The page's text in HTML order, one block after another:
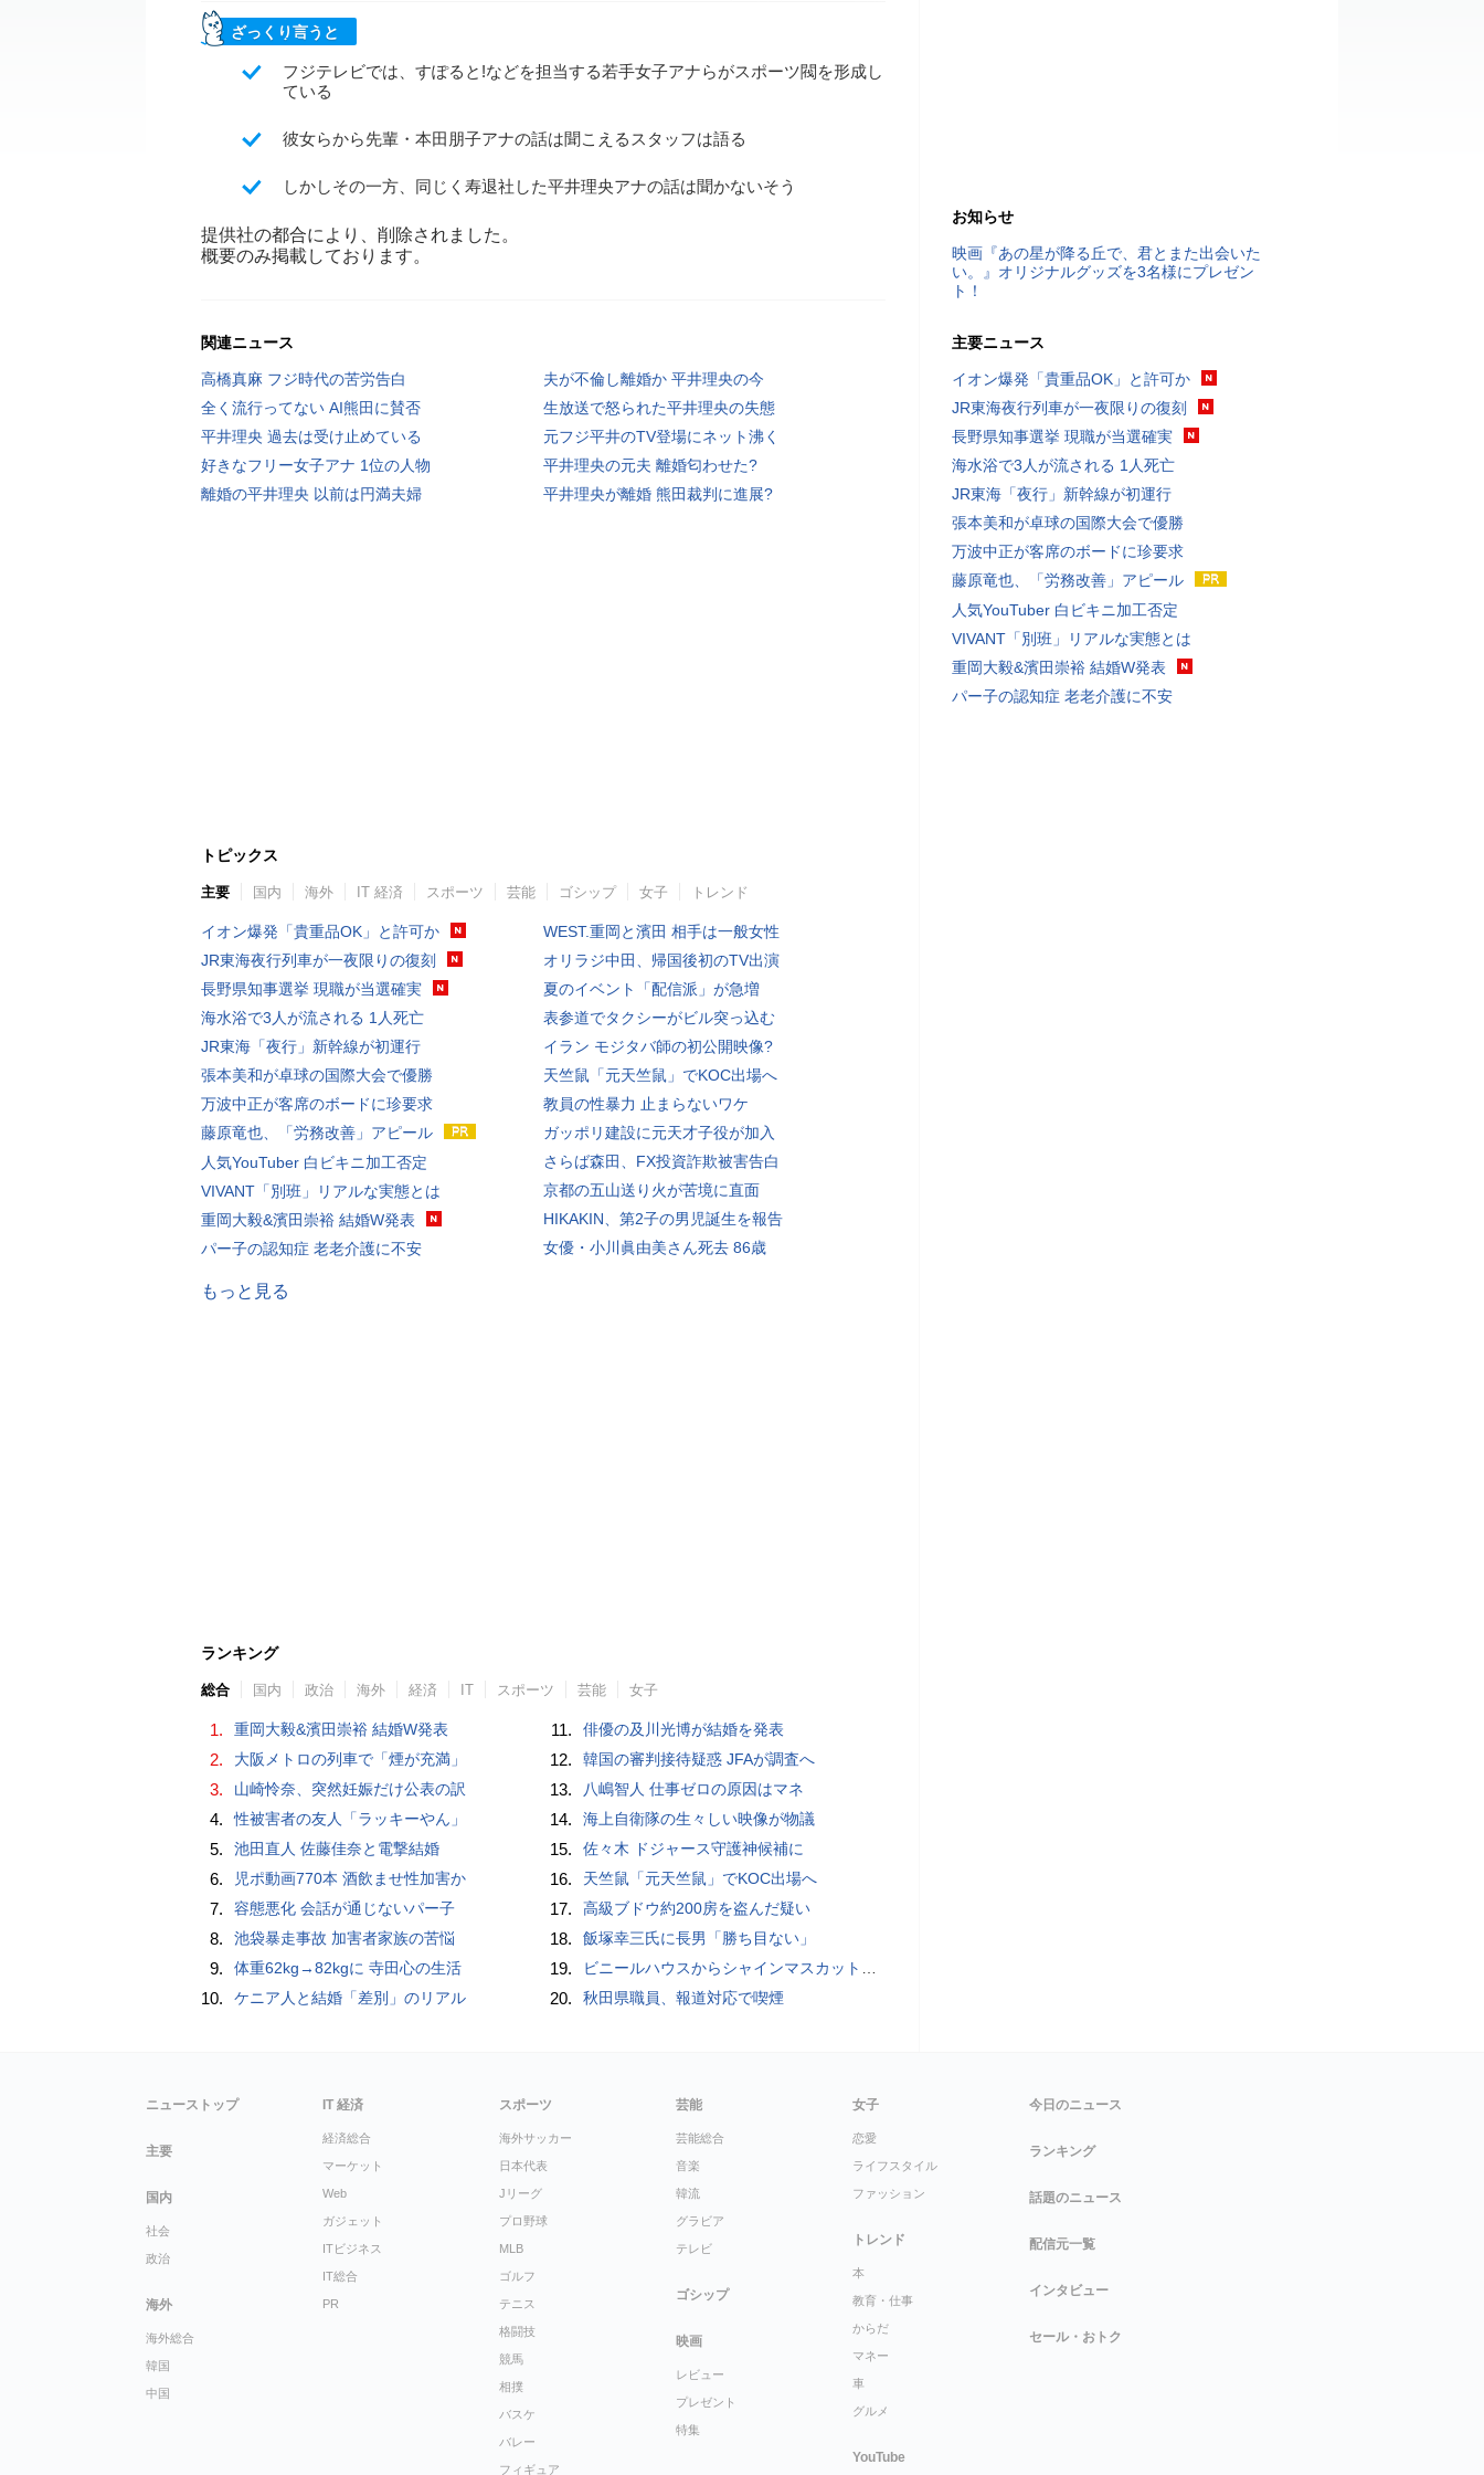
ざっくり言うと
フジテレビでは、すぽると!などを担当する若手女子アナらがスポーツ閥を形成し
ている
彼女らから先輩・本田朋子アナの話は聞こえるスタッフは語る
しかしその一方、同じく寿退社した平井理央アナの話は聞かないそう
提供社の都合により、削除されました。
概要のみ掲載しております。
関連ニュース
高橋真麻 フジ時代の苦労告白
夫が不倫し離婚か 平井理央の今
全く流行ってない AI熊田に賛否
生放送で怒られた平井理央の失態
平井理央 過去は受け止めている
元フジ平井のTV登場にネット沸く
好きなフリー女子アナ 1位の人物
平井理央の元夫 離婚匂わせた?
離婚の平井理央 以前は円満夫婦
平井理央が離婚 熊田裁判に進展?
トピックス
主要 国内 海外 IT 経済 スポーツ 芸能 ゴシップ 女子 トレンド
イオン爆発「貴重品OK」と許可か
JR東海夜行列車が一夜限りの復刻
長野県知事選挙 現職が当選確実
海水浴で3人が流される 1人死亡
JR東海「夜行」新幹線が初運行
張本美和が卓球の国際大会で優勝
万波中正が客席のボードに珍要求
藤原竜也、「労務改善」アピール
人気YouTuber 白ビキニ加工否定
VIVANT「別班」リアルな実態とは
重岡大毅&濱田崇裕 結婚W発表
パー子の認知症 老老介護に不安
WEST.重岡と濱田 相手は一般女性
オリラジ中田、帰国後初のTV出演
夏のイベント「配信派」が急増
表参道でタクシーがビル突っ込む
イラン モジタバ師の初公開映像?
天竺鼠「元天竺鼠」でKOC出場へ
教員の性暴力 止まらないワケ
ガッポリ建設に元天才子役が加入
さらば森田、FX投資詐欺被害告白
京都の五山送り火が苦境に直面
HIKAKIN、第2子の男児誕生を報告
女優・小川眞由美さん死去 86歳
もっと見る
ランキング
総合 国内 政治 海外 経済 IT スポーツ 芸能 女子
1. 重岡大毅&濱田崇裕 結婚W発表
2. 大阪メトロの列車で「煙が充満」
3. 山崎怜奈、突然妊娠だけ公表の訳
4. 性被害者の友人「ラッキーやん」
5. 池田直人 佐藤佳奈と電撃結婚
6. 児ポ動画770本 酒飲ませ性加害か
7. 容態悪化 会話が通じないパー子
8. 池袋暴走事故 加害者家族の苦悩
9. 体重62kg→82kgに 寺田心の生活
10. ケニア人と結婚「差別」のリアル
11. 俳優の及川光博が結婚を発表
12. 韓国の審判接待疑惑 JFAが調査へ
13. 八嶋智人 仕事ゼロの原因はマネ
14. 海上自衛隊の生々しい映像が物議
15. 佐々木 ドジャース守護神候補に
16. 天竺鼠「元天竺鼠」でKOC出場へ
17. 高級ブドウ約200房を盗んだ疑い
18. 飯塚幸三氏に長男「勝ち目ない」
19. ビニールハウスからシャインマスカット約200房を盗んだ疑い ネットで販売か 無職の男（42）逮捕 岡山県警
20. 秋田県職員、報道対応で喫煙
お知らせ
映画『あの星が降る丘で、君とまた出会いた
い。』オリジナルグッズを3名様にプレゼン
ト！
主要ニュース
イオン爆発「貴重品OK」と許可か
JR東海夜行列車が一夜限りの復刻
長野県知事選挙 現職が当選確実
海水浴で3人が流される 1人死亡
JR東海「夜行」新幹線が初運行
張本美和が卓球の国際大会で優勝
万波中正が客席のボードに珍要求
藤原竜也、「労務改善」アピール
人気YouTuber 白ビキニ加工否定
VIVANT「別班」リアルな実態とは
重岡大毅&濱田崇裕 結婚W発表
パー子の認知症 老老介護に不安
ニューストップ
主要
国内
社会
政治
海外
海外総合
韓国
中国
IT 経済
経済総合
マーケット
Web
ガジェット
ITビジネス
IT総合
PR
スポーツ
海外サッカー
日本代表
Jリーグ
プロ野球
MLB
ゴルフ
テニス
格闘技
競馬
相撲
バスケ
バレー
フィギュア
芸能
芸能総合
音楽
韓流
グラビア
テレビ
ゴシップ
映画
レビュー
プレゼント
特集
女子
恋愛
ライフスタイル
ファッション
トレンド
本
教育・仕事
からだ
マネー
車
グルメ
YouTube
今日のニュース
ランキング
話題のニュース
配信元一覧
インタビュー
セール・おトク